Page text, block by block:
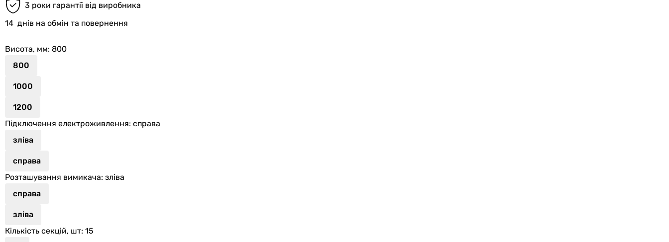
3 роки гарантії від виробника
14 днів на обмін та повернення
Висота, мм: 800
800
1000
1200
Підключення електроживлення: справа
зліва
справа
Розташування вимикача: зліва
справа
зліва
Кількість секцій, шт: 15